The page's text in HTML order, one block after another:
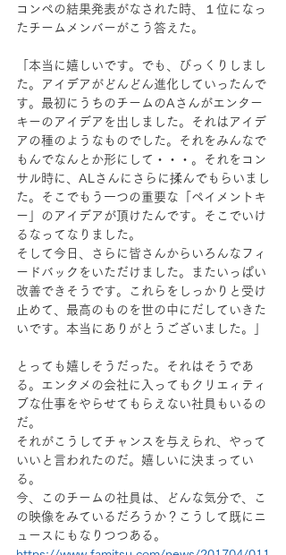
コンペの結果発表がなされた時、１位になっ
たチームメンバーがこう答えた。
「本当に嬉しいです。でも、びっくりしまし
た。アイデアがどんどん進化していったんで
す。最初にうちのチームのAさんがエンター
キーのアイデアを出しました。それはアイデ
アの種のようなものでした。それをみんなで
もんでなんとか形にして・・・。それをコン
サル時に、ALさんにさらに揉んでもらいまし
た。そこでもう一つの重要な「ペイメントキ
ー」のアイデアが頂けたんです。そこでいけ
るなってなりました。
そして今日、さらに皆さんからいろんなフィ
ードバックをいただけました。またいっぱい
改善できそうです。これらをしっかりと受け
止めて、最高のものを世の中にだしていきた
いです。本当にありがとうございました。」
とっても嬉しそうだった。それはそうであ
る。エンタメの会社に入ってもクリエィティ
ブな仕事をやらせてもらえない社員もいるの
だ。
それがこうしてチャンスを与えられ、やって
いいと言われたのだ。嬉しいに決まってい
る。
今、このチームの社員は、どんな気分で、こ
の映像をみているだろうか？こうして既にニ
ュースにもなりつつある。